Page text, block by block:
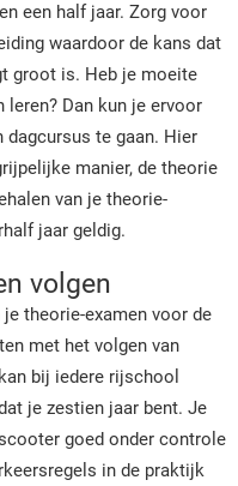
een half jaar. Zorg voor
waardoor de kans dat
groot is. Heb je moeite
Dan kun je ervoor
dagcursus te gaan. Hier
manier, de theorie
van je theorie-
jaar geldig.
volgen
theorie-examen voor de
met het volgen van
bij iedere rijschool
je zestien jaar bent. Je
goed onder controle
in de praktijk